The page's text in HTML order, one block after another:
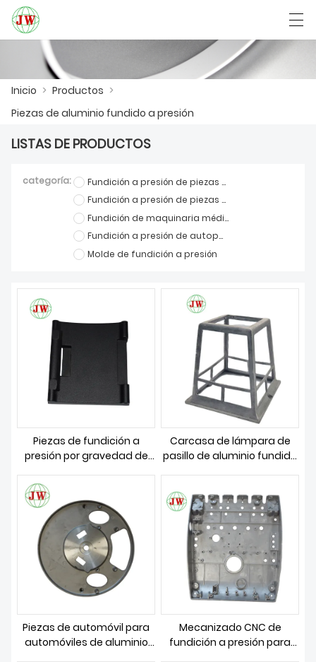
INICIO
CONTÁCTENOS
SOBRE NOSOTROS
العربية Deutsch English
Inicio > Productos >
Piezas de aluminio fundido a presión
LISTAS DE PRODUCTOS
categoría:
Fundición a presión de piezas de muebles
Fundición a presión de piezas de comunicación
Fundición de maquinaria médica
Fundición a presión de autopartes
Molde de fundición a presión
Piezas de fundición a
presión por gravedad de
aleación de aluminio
Carcasa de lámpara de
pasillo de aluminio fundido
Piezas de automóvil para
automóviles de aluminio
Mecanizado CNC de
fundición a presión para